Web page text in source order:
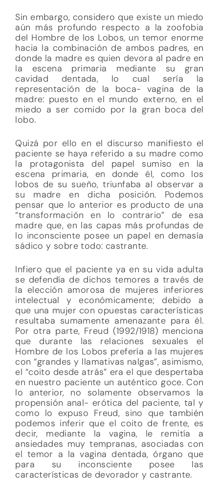
Sin embargo, considero que existe un miedo
aún más profundo respecto a la zoofobia
del Hombre de los Lobos, un temor enorme
hacia la combinación de ambos padres, en
donde la madre es quien devora al padre en
la escena primaria mediante su gran
cavidad dentada, lo cual sería la
representación de la boca- vagina de la
madre: puesto en el mundo externo, en el
miedo a ser comido por la gran boca del
lobo.
Quizá por ello en el discurso manifiesto el
paciente se haya referido a su madre como
la protagonista del papel sumiso en la
escena primaria, en donde él, como los
lobos de su sueño, triunfaba al observar a
su madre en dicha posición. Podemos
pensar que lo anterior es producto de una
“transformación en lo contrario” de esa
madre que, en las capas más profundas de
lo inconsciente posee un papel en demasía
sádico y sobre todo: castrante.
Infiero que el paciente ya en su vida adulta
se defendía de dichos temores a través de
la elección amorosa de mujeres inferiores
intelectual y económicamente; debido a
que una mujer con opuestas características
resultaba sumamente amenazante para él.
Por otra parte, Freud (1992/1918) menciona
que durante las relaciones sexuales el
Hombre de los Lobos prefería a las mujeres
con “grandes y llamativas nalgas”, asimismo,
el “coito desde atrás” era el que despertaba
en nuestro paciente un auténtico goce. Con
lo anterior, no solamente observamos la
propensión anal- erótica del paciente, tal y
como lo expuso Freud, sino que también
podemos inferir que el coito de frente, es
decir, mediante la vagina, le remitía a
ansiedades muy tempranas, asociadas con
el temor a la vagina dentada, órgano que
para su inconsciente posee las
características de devorador y castrante.